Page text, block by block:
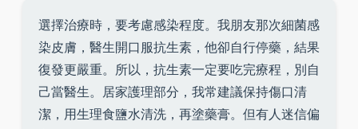
選擇治療時，要考慮感染程度。我朋友那次細菌感
染皮膚，醫生開口服抗生素，他卻自行停藥，結果
復發更嚴重。所以，抗生素一定要吃完療程，別自
己當醫生。居家護理部分，我常建議保持傷口清
潔，用生理食鹽水清洗，再塗藥膏。但有人迷信偏